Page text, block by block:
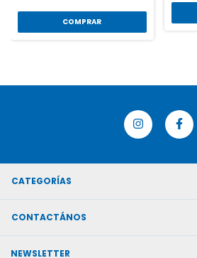
COMPRAR
CATEGORÍAS
CONTACTÁNOS
NEWSLETTER